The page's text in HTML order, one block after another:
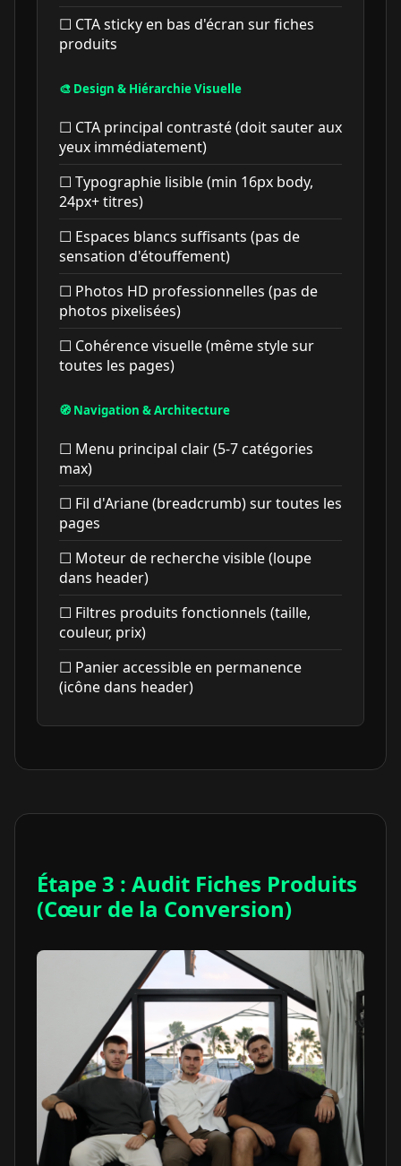
☐ CTA sticky en bas d'écran sur fiches
produits
🎨 Design & Hiérarchie Visuelle
☐ CTA principal contrasté (doit sauter aux
yeux immédiatement)
☐ Typographie lisible (min 16px body,
24px+ titres)
☐ Espaces blancs suffisants (pas de
sensation d'étouffement)
☐ Photos HD professionnelles (pas de
photos pixelisées)
☐ Cohérence visuelle (même style sur
toutes les pages)
🧭 Navigation & Architecture
☐ Menu principal clair (5-7 catégories
max)
☐ Fil d'Ariane (breadcrumb) sur toutes les
pages
☐ Moteur de recherche visible (loupe
dans header)
☐ Filtres produits fonctionnels (taille,
couleur, prix)
☐ Panier accessible en permanence
(icône dans header)
Étape 3 : Audit Fiches Produits
(Cœur de la Conversion)